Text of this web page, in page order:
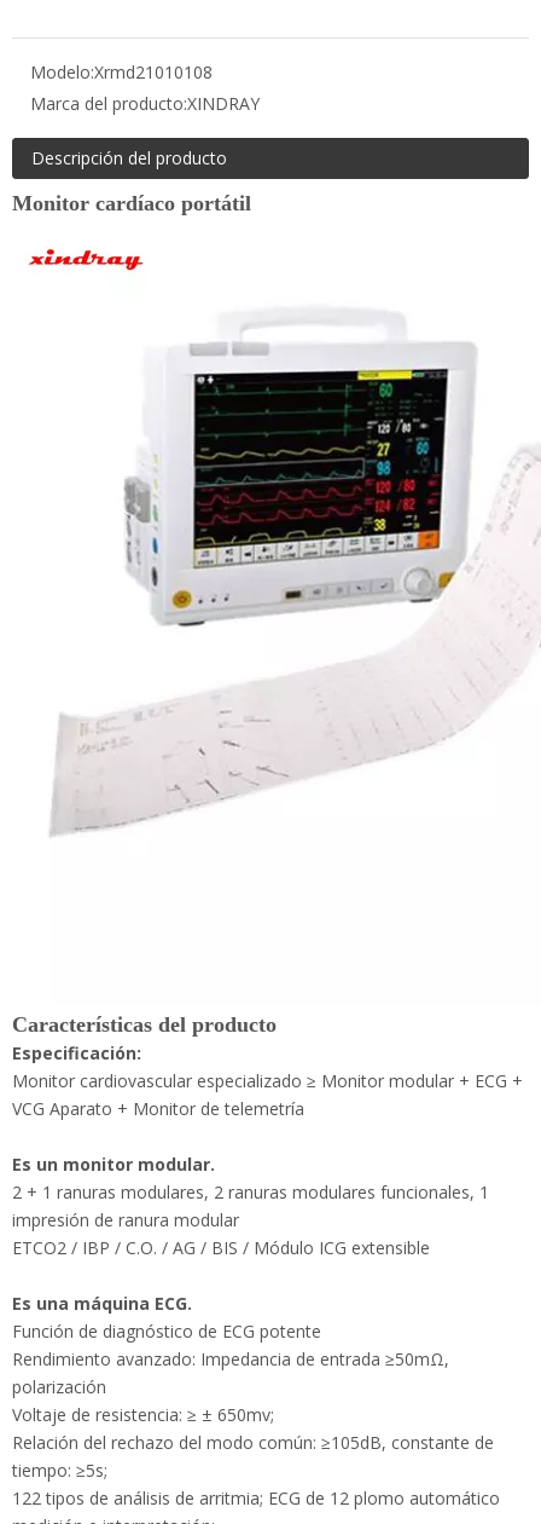
Monitor cardíaco portátil
2 + 1 ranuras modulares, 2 ranuras modulares funcionales, 1
impresión de ranura modular
ETCO2 / IBP / C.O. / AG / BIS / Módulo ICG extensible
Función de diagnóstico de ECG potente
Rendimiento avanzado: Impedancia de entrada ≥50mΩ,
polarización
Voltaje de resistencia: ≥ ± 650mv;
tiempo: ≥5s;
122 tipos de análisis de arritmia; ECG de 12 plomo automático
medición e interpretación;
72 horas de revelación completa de la Revisión de Forma de
onda ECG 12-Lead y
Sistema de interpretación de ECG;
Tecla de acceso directo para ECG, un interruptor clave entre el
monitoreo